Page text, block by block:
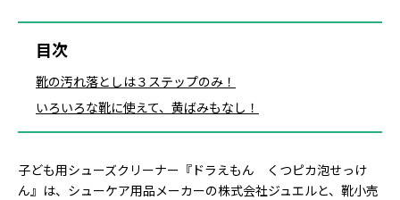
目次
靴の汚れ落としは３ステップのみ！
いろいろな靴に使えて、黄ばみもなし！
子ども用シューズクリーナー『ドラえもん くつピカ泡せっけ
ん』は、シューケア用品メーカーの株式会社ジュエルと、靴小売